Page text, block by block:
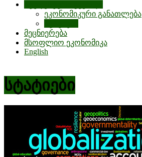
ეკონომიკური განათლება
მეცნიერება
მსოფლიო ეკონომიკა
English
სტატიები